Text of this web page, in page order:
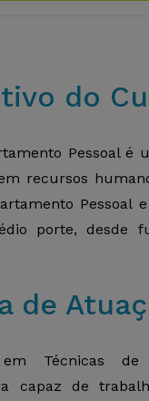
do
Pessoal é
recursos
Pessoal
porte, desde
de
Técnicas
capaz de